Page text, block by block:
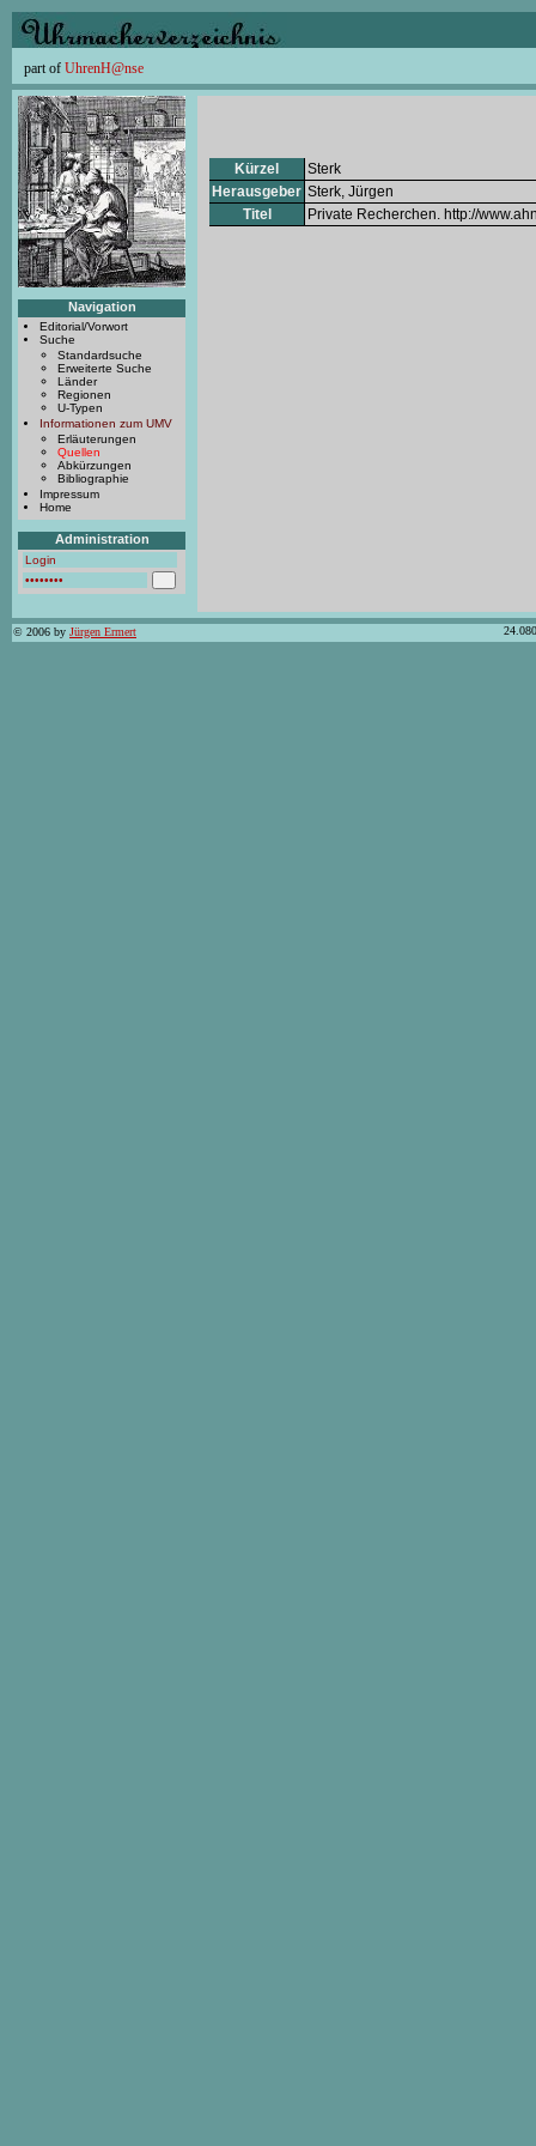
part of UhrenH@nse
Navigation
Editorial/Vorwort
Suche
Standardsuche
Erweiterte Suche
Länder
Regionen
U-Typen
Informationen zum UMV
Erläuterungen
Quellen
Abkürzungen
Bibliographie
Impressum
Home
Administration
Kürzel
Sterk
Herausgeber Sterk, Jürgen
Titel
Private Recherchen. http://
© 2006 by Jürgen Ermert